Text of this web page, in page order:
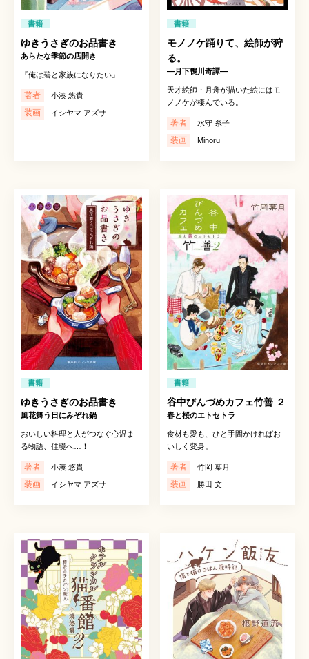
書籍
ゆきうさぎのお品書き
あらたな季節の店開き
『俺は碧と家族になりたい』
著者 小湊 悠貴
装画 イシヤマ アズサ
書籍
モノノケ踊りて、絵師が狩
る。
―月下鴨川奇譚―
天才絵師・月舟が描いた絵にはモ
ノノケが棲んでいる。
著者 水守 糸子
装画 Minoru
書籍
ゆきうさぎのお品書き
風花舞う日にみぞれ鍋
おいしい料理と人がつなぐ心温ま
る物語、佳境へ…！
著者 小湊 悠貴
装画 イシヤマ アズサ
書籍
谷中びんづめカフェ竹善 ２
春と桜のエトセトラ
食材も愛も、ひと手間かければお
いしく変身。
著者 竹岡 葉月
装画 勝田 文